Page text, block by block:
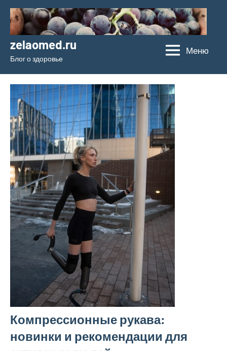
Перейти
содержимому
zelaomed.ru
Блог о здоровье
Меню
Компрессионные рукава:
новинки и рекомендации для